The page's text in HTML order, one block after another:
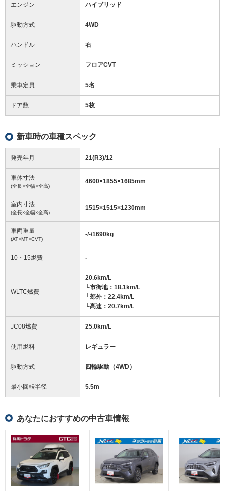
エンジン ハイブリッド
駆動方式 4WD
ハンドル 右
ミッション フロアCVT
乗車定員 5名
ドア数 5枚
新車時の車種スペック
発売年月 21(R3)/12
車体寸法
(全長×全幅×全高)
4600×1855×1685mm
室内寸法
(全長×全幅×全高)
1515×1515×1230mm
車両重量
(AT×MT×CVT)
-/-/1690kg
10・15燃費 -
WLTC燃費
20.6km/L
└市街地：18.1km/L
└郊外：22.4km/L
└高速：20.7km/L
JC08燃費 25.0km/L
使用燃料 レギュラー
駆動方式 四輪駆動（4WD）
最小回転半径 5.5m
あなたにおすすめの中古車情報